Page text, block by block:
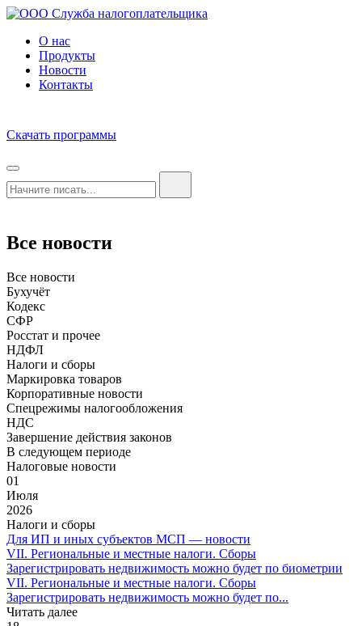
О нас
Продукты
Новости
Контакты
Скачать программы
Все новости
Все новости
Бухучёт
Кодекс
СФР
Росстат и прочее
НДФЛ
Налоги и сборы
Маркировка товаров
Корпоративные новости
Спецрежимы налогообложения
НДС
Завершение действия законов
В следующем периоде
Налоговые новости
01
Июля
2026
Налоги и сборы
Для ИП и иных субъектов МСП — новости
VII. Региональные и местные налоги. Сборы
Зарегистрировать недвижимость можно будет по биометрии
VII. Региональные и местные налоги. Сборы
Зарегистрировать недвижимость можно будет по...
Читать далее